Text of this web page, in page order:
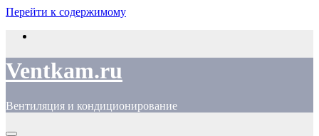
Перейти к содержимому
Ventkam.ru
Вентиляция и кондиционирование